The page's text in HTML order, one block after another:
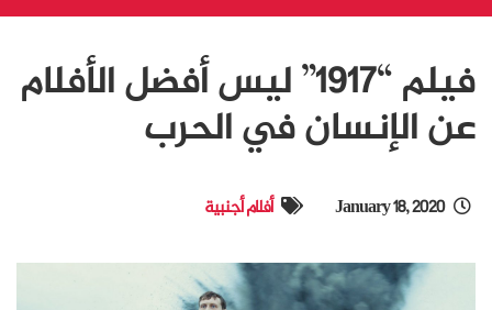
فيلم “1917” ليس أفضل الأفلام
عن الإنسان في الحرب
January 18, 2020 أفلام أجنبية